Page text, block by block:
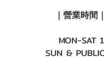
｜營業時
MON-SAT
SUN &